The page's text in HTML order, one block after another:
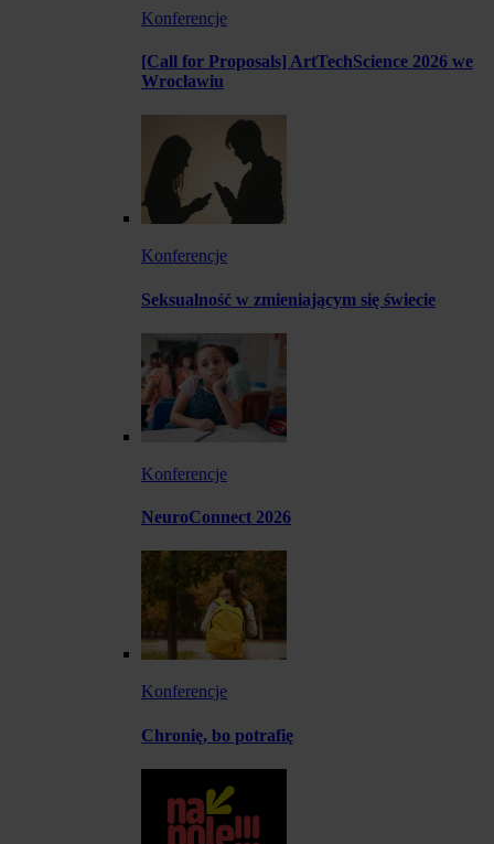
Konferencje
[Call for Proposals] ArtTechScience 2026 we
Wrocławiu
Konferencje
Seksualność w zmieniającym się świecie
Konferencje
NeuroConnect 2026
Konferencje
Chronię, bo potrafię